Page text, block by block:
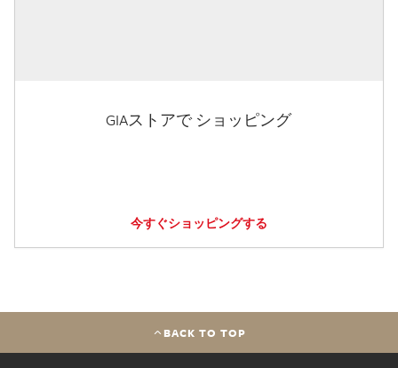
GIAストアで ショッピング
今すぐショッピングする
BACK TO TOP